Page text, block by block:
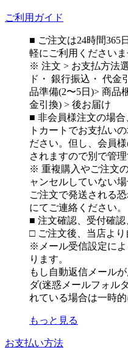
ご利用ガイド
■ ご注文は24時間365
軽にご利用くださいま
※ 注文 > お支払方法
ド・ 銀行振込・ 代金
品準備(2〜5日)> 商品
金引換) > 後お届け
■ 非会員様注文の場
トカートでお支払い
ださい。但し、会員
されますので別で管
※ 重複購入やご注文
ャンセルしていない
ご注文で発送される
にてご連絡ください。
■ 注文確認、受付確
□ ご注文後、当店より
※メール受信設定に
ります。
もし自動返信メール
ダ(迷惑メールフォル
れている場合は一時
もっと見る
お支払い方法